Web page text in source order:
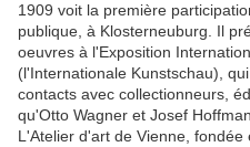
1909 voit la première
publique, à Klosterneuburg. Il
oeuvres à l'Exposition
(l'Internationale Kunstschau),
contacts avec collectionneurs,
qu'Otto Wagner et Josef
L'Atelier d'art de Vienne,